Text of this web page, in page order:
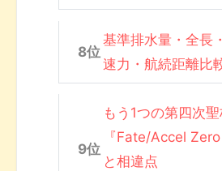
基準排水量・全長
速力・航続距離比
もう1つの第四次
『Fate/Accel
と相違点